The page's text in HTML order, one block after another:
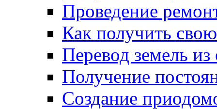
Проведение
Как получить
Перевод земель
Получение
Создание